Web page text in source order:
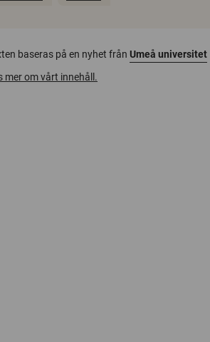
baseras på en nyhet från Umeå universitet
mer om vårt innehåll.